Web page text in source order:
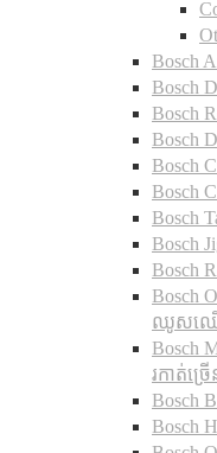
Bosch
Bosch
Bosch
Bosch
Bosch
Bosch
Bosch
Bosch
Bosch
Bosch
ឈូសឈើ
Bosch
រកាត់ច្រ
Bosch
Bosch